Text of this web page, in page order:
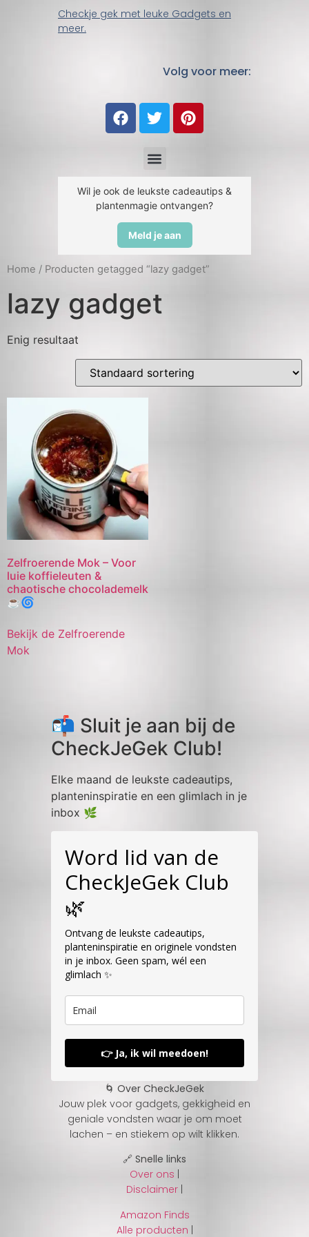
Checkje gek met leuke Gadgets en
meer.
Volg voor meer:
Wil je ook de leukste cadeautips &
plantenmagie ontvangen?
Meld je aan
Home / Producten getagged “lazy gadget”
lazy gadget
Enig resultaat
Zelfroerende Mok – Voor
luie koffieleuten &
chaotische chocolademelk
☕🌀
Bekijk de Zelfroerende
Mok
📬 Sluit je aan bij de
CheckJeGek Club!
Elke maand de leukste cadeautips,
planteninspiratie en een glimlach in je
inbox 🌿
Word lid van de
CheckJeGek Club
🌿
Ontvang de leukste cadeautips,
planteninspiratie en originele vondsten
in je inbox. Geen spam, wél een
glimlach ✨
👉 Ja, ik wil meedoen!
🌀 Over CheckJeGek
Jouw plek voor gadgets, gekkigheid en
geniale vondsten waar je om moet
lachen – en stiekem op wilt klikken.
🔗 Snelle links
Over ons
Disclaimer
Amazon Finds
Alle producten |